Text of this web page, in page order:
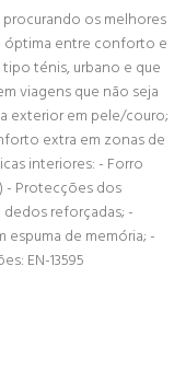
os melhores
óptima entre conforto e
ténis, urbano e que
viagens que não seja
exterior em pele/couro;
extra em zonas de
interiores: - Forro
- Protecções dos
reforçadas; -
de memória; -
EN-13595